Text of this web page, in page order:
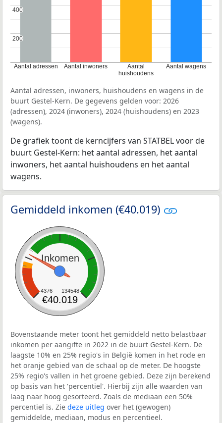
Aantal adressen Aantal inwoners
Aantal
huishoudens
Aantal wagens
200
200
400
400
Aantal adressen, inwoners, huishoudens en wagens in de
buurt Gestel-Kern. De gegevens gelden voor: 2026
(adressen), 2024 (inwoners), 2024 (huishoudens) en 2023
(wagens).
De grafiek toont de kerncijfers van STATBEL voor de
buurt Gestel-Kern: het aantal adressen, het aantal
inwoners, het aantal huishoudens en het aantal
wagens.
Gemiddeld inkomen (€40.019)
Inkomen
4376 134548
€40.019
Bovenstaande meter toont het gemiddeld netto belastbaar
inkomen per aangifte in 2022 in de buurt Gestel-Kern. De
laagste 10% en 25% regio's in België komen in het rode en
het oranje gebied van de schaal op de meter. De hoogste
25% regio's vallen in het groene gebied. Deze zijn berekend
op basis van het 'percentiel'. Hierbij zijn alle waarden van
laag naar hoog gesorteerd. Zoals de mediaan een 50%
percentiel is. Zie deze uitleg over het (gewogen)
gemiddelde, mediaan, modus en percentieel.